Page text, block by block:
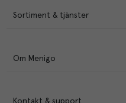
Sortiment & tjänster
Om Menigo
Kontakt & support